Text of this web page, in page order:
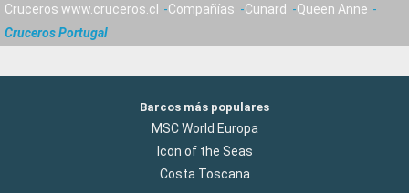
Cruceros www.cruceros.cl Compañías Cunard
Queen Anne
Cruceros Portugal
Barcos más populares
MSC World Europa
Icon of the Seas
Costa Toscana